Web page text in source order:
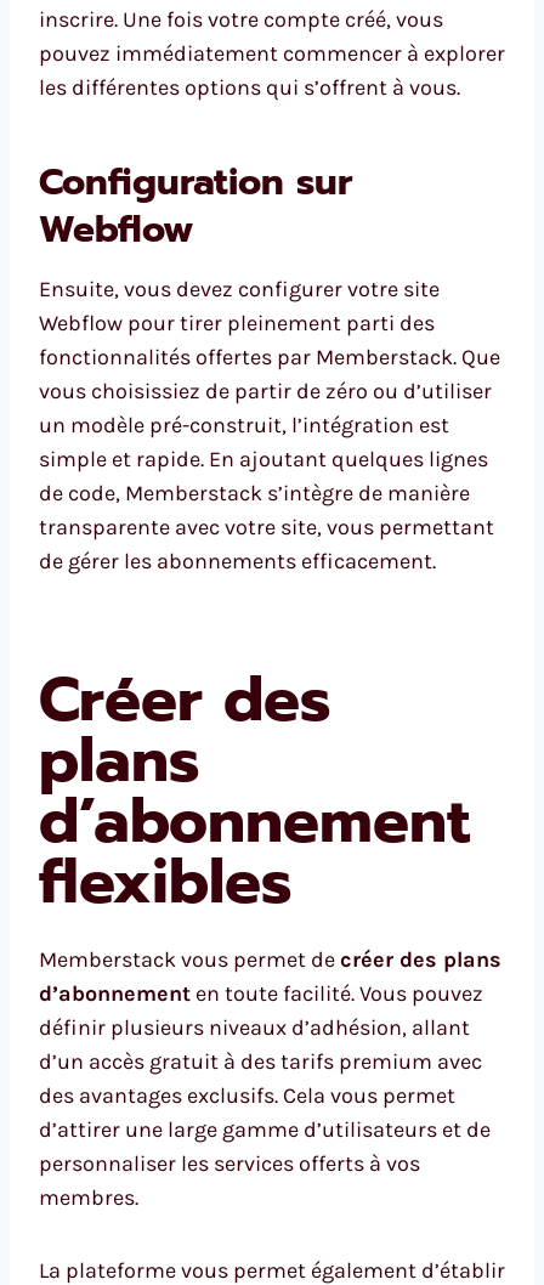
inscrire. Une fois votre compte créé, vous
pouvez immédiatement commencer à explorer
les différentes options qui s’offrent à vous.
Configuration sur
Webflow
Ensuite, vous devez configurer votre site
Webflow pour tirer pleinement parti des
fonctionnalités offertes par Memberstack. Que
vous choisissiez de partir de zéro ou d’utiliser
un modèle pré-construit, l’intégration est
simple et rapide. En ajoutant quelques lignes
de code, Memberstack s’intègre de manière
transparente avec votre site, vous permettant
de gérer les abonnements efficacement.
Créer des
plans
d’abonnement
flexibles
Memberstack vous permet decréer des plans
d’abonnement en toute facilité. Vous pouvez
définir plusieurs niveaux d’adhésion, allant
d’un accès gratuit à des tarifs premium avec
des avantages exclusifs. Cela vous permet
d’attirer une large gamme d’utilisateurs et de
personnaliser les services offerts à vos
membres.
La plateforme vous permet également d’établir